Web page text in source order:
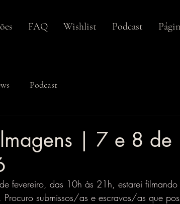
FAQ Wishlist Podcast
Podcast
| 7 e 8 de
fevereiro, das 10h às 21h, estarei filmando
submissos/as e escravos/as que